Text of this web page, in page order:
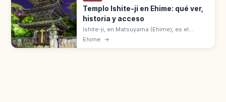
Templo Ishite-ji en Ehime: qué ver,
historia y acceso
Ishite-ji, en Matsuyama (Ehime), es el
templo n.º 51 de la peregrinación de los 88
Ehime →